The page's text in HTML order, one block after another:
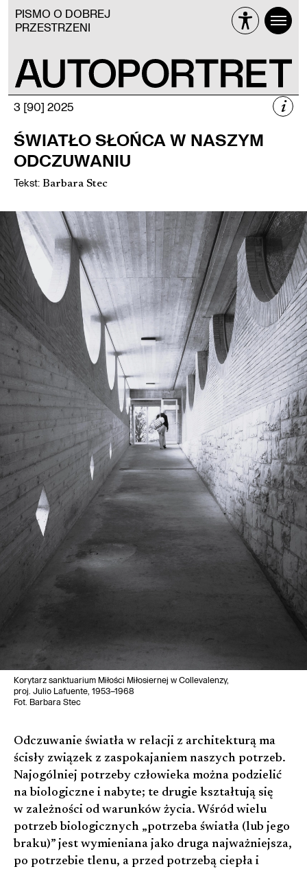
PISMO O DOBREJ
PRZESTRZENI
3 [90] 2025 i
3 [90] 2025
Więcej
ŚWIATŁO SŁOŃCA W NASZYM
ODCZUWANIU
Tekst: Barbara Stec
Korytarz sanktuarium Miłości Miłosiernej w Collevalenzy,
proj. Julio Lafuente, 1953–1968
Fot. Barbara Stec
Odczuwanie światła w relacji z architekturą ma
ścisły związek z zaspokajaniem naszych potrzeb.
Najogólniej potrzeby człowieka można podzielić
na biologiczne i nabyte; te drugie kształtują się
w zależności od warunków życia. Wśród wielu
potrzeb biologicznych „potrzeba światła (lub jego
braku)” jest wymieniana jako druga najważniejsza,
po potrzebie tlenu, a przed potrzebą ciepła i